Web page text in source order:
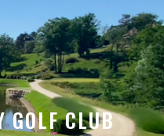
GOLF CLUB